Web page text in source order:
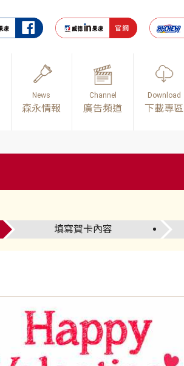
News
森永情報
Channel
廣告頻道
Download
下載專區
填寫賀卡內容